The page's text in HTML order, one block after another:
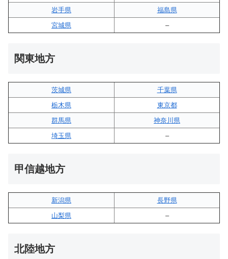
岩手県
福島県
宮城県
–
関東地方
茨城県
千葉県
栃木県
東京都
群馬県
神奈川県
埼玉県
–
甲信越地方
新潟県
長野県
山梨県
–
北陸地方